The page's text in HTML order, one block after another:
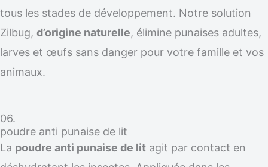
tous les stades de développement. Notre solution
Zilbug, d’origine naturelle, élimine punaises adultes,
larves et œufs sans danger pour votre famille et vos
animaux.
06.
poudre anti punaise de lit
La poudre anti punaise de lit agit par contact en